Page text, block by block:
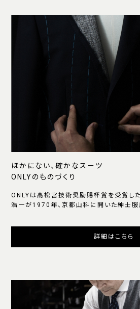
ほかにない、確かなスーツ
ONLYのものづくり
ONLYは高松宮技術奨励賜杯賞を受賞し
浩一が1970年、京都山科に開いた紳士服
詳細はこちら